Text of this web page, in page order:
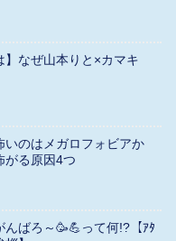
】なぜ山本りと×カマキ
いのはメガロフォビアか
がる原因4つ
んばろ～🥳💪って何!?【ｱﾀ